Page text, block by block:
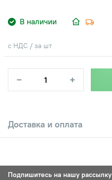
В наличии
с НДС / за шт
− +
Доставка и оплата
Подпишитесь на нашу рассылку